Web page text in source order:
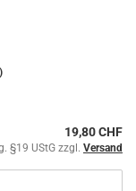
19,80 CHF
§19 UStG zzgl. Versand